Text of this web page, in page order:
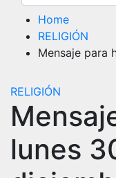
Home
RELIGIÓN
Mensaje para
RELIGIÓN
lunes